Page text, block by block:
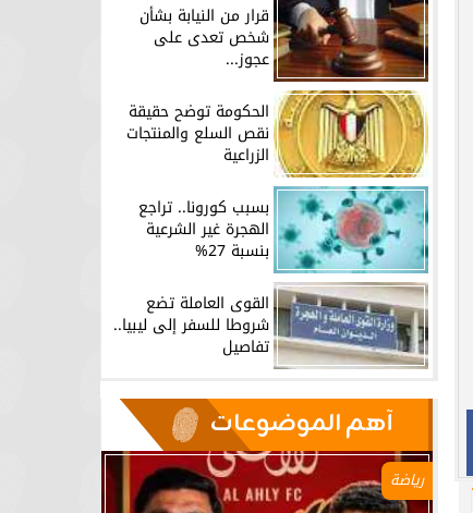
قرار من النيابة بشأن
شخص تعدى على
عجوز...
الحكومة توضح حقيقة
نقص السلع والمنتجات
الزراعية
بسبب كورونا.. تراجع
الهجرة غير الشرعية
بنسبة 27%
القوى العاملة تضع
شروطا للسفر إلى ليبيا..
تفاصيل
آهم الموضوعات
رياضة